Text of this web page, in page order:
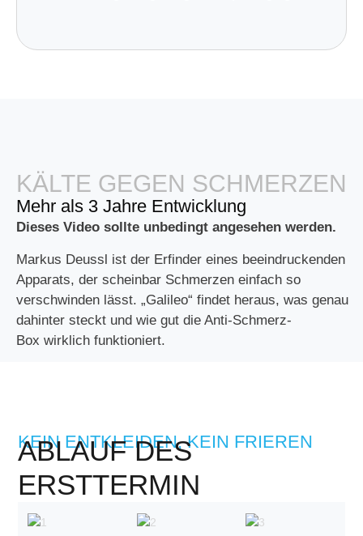
KÄLTE GEGEN SCHMERZEN
Mehr als 3 Jahre Entwicklung
Dieses Video sollte unbedingt angesehen werden.
Markus Deussl ist der Erfinder eines beeindruckenden
Apparats, der scheinbar Schmerzen einfach so
verschwinden lässt. „Galileo“ findet heraus, was genau
dahinter steckt und wie gut die Anti-Schmerz-
Box wirklich funktioniert.
KEIN ENTKLEIDEN, KEIN FRIEREN
ABLAUF DES
ERSTTERMIN